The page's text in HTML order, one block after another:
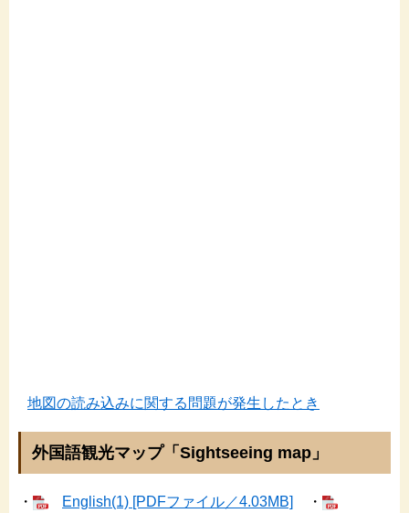
地図の読み込みに関する問題が発生したとき
外国語観光マップ「Sightseeing map」
・ English(1) [PDFファイル／4.03MB]
・